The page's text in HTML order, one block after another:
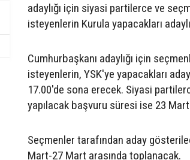
adaylığı için siyasi partilerce ve
isteyenlerin Kurula yapacakları
Cumhurbaşkanı adaylığı için
isteyenlerin, YSK'ye yapacakları
17.00'de sona erecek. Siyasi
yapılacak başvuru süresi ise 23
Seçmenler tarafından aday
Mart-27 Mart arasında toplanacak.